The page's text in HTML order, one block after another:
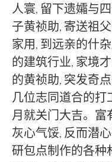
人寰, 留下遗孀与
子黄祯助, 寄送祖
家用, 到远亲的什
的建筑行业, 家境
的黄祯助, 突发奇
几位志同道合的打
月就关门大吉。富
灰心气馁, 反而潜
研包点制作的各种